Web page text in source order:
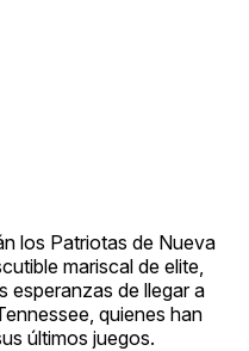
los Patriotas de Nueva
mariscal de elite,
esperanzas de llegar a
quienes han
últimos juegos.